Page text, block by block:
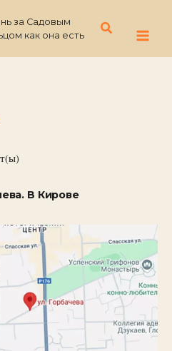
за Садовым
как она есть
Поиск
В Кирове